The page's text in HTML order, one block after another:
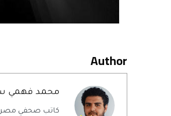
Author
محمد فهمي
كاتب صحفي مصري